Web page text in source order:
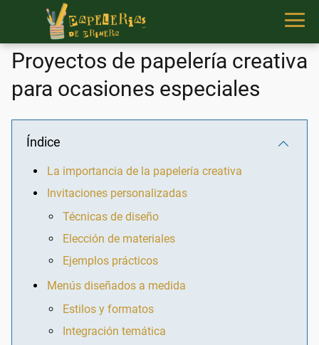
Proyectos de papelería creativa
para ocasiones especiales
Índice
La importancia de la papelería creativa
Invitaciones personalizadas
Técnicas de diseño
Elección de materiales
Ejemplos prácticos
Menús diseñados a medida
Estilos y formatos
Integración temática